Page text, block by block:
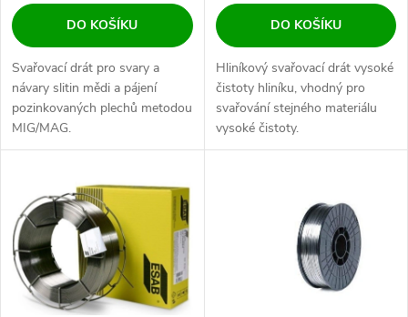
DO KOŠÍKU
Svařovací drát pro svary a
návary slitin mědi a pájení
pozinkovaných plechů metodou
MIG/MAG.
DO KOŠÍKU
Hliníkový svařovací drát vysoké
čistoty hliníku, vhodný pro
svařování stejného materiálu
vysoké čistoty.